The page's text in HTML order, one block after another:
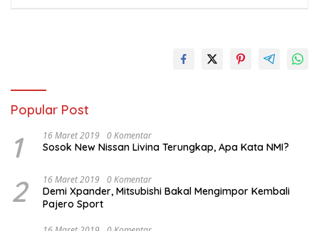
Popular Post
1 16 Maret 2019 0 Komentar
Sosok New Nissan Livina Terungkap, Apa Kata NMI?
2 16 Maret 2019 0 Komentar
Demi Xpander, Mitsubishi Bakal Mengimpor Kembali
Pajero Sport